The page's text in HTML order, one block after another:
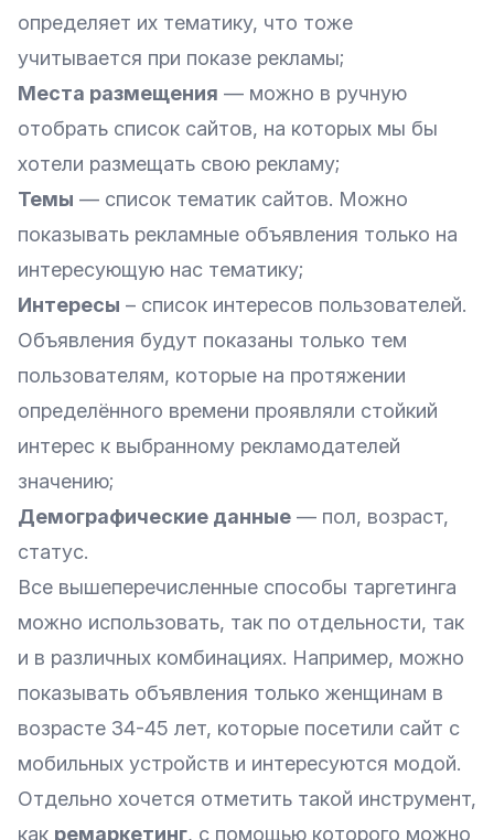
определяет их тематику, что тоже
учитывается при показе рекламы;
Места размещения — можно в ручную
отобрать список сайтов, на которых мы бы
хотели размещать свою рекламу;
Темы — список тематик сайтов. Можно
показывать рекламные объявления только на
интересующую нас тематику;
Интересы – список интересов пользователей.
Объявления будут показаны только тем
пользователям, которые на протяжении
определённого времени проявляли стойкий
интерес к выбранному рекламодателей
значению;
Демографические данные — пол, возраст,
статус.
Все вышеперечисленные способы таргетинга
можно использовать, так по отдельности, так
и в различных комбинациях. Например, можно
показывать объявления только женщинам в
возрасте 34-45 лет, которые посетили сайт с
мобильных устройств и интересуются модой.
Отдельно хочется отметить такой инструмент,
как ремаркетинг, с помощью которого можно